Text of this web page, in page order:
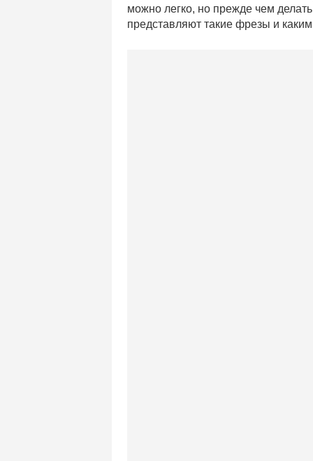
можно легко, но прежде чем
представляют такие фрезы и